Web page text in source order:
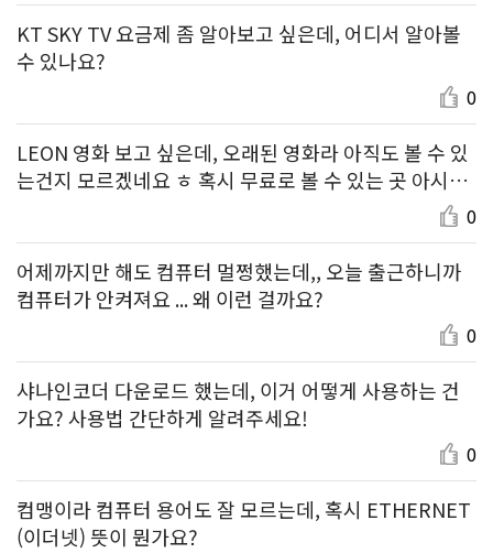
KT SKY TV 요금제 좀 알아보고 싶은데, 어디서 알아볼
수 있나요?
0
LEON 영화 보고 싶은데, 오래된 영화라 아직도 볼 수 있
는건지 모르겠네요 ㅎ 혹시 무료로 볼 수 있는 곳 아시면
0
어제까지만 해도 컴퓨터 멀쩡했는데,, 오늘 출근하니까
컴퓨터가 안켜져요 ... 왜 이런 걸까요?
0
샤나인코더 다운로드 했는데, 이거 어떻게 사용하는 건
가요? 사용법 간단하게 알려주세요!
0
컴맹이라 컴퓨터 용어도 잘 모르는데, 혹시 ETHERNET
(이더넷) 뜻이 뭔가요?